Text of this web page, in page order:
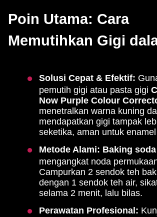
Poin Utama: Cara
Memutihkan Gigi
Solusi Cepat & Efektif:
pemutih gigi atau pasta gigi
Now Purple Colour
menetralkan warna kuning
mendapatkan gigi tampak
seketika, aman untuk
Metode Alami: Baking soda
mengangkat noda
Campurkan 2 sendok teh
dengan 1 sendok teh air,
selama 2 menit, lalu bilas.
Perawatan Profesional: